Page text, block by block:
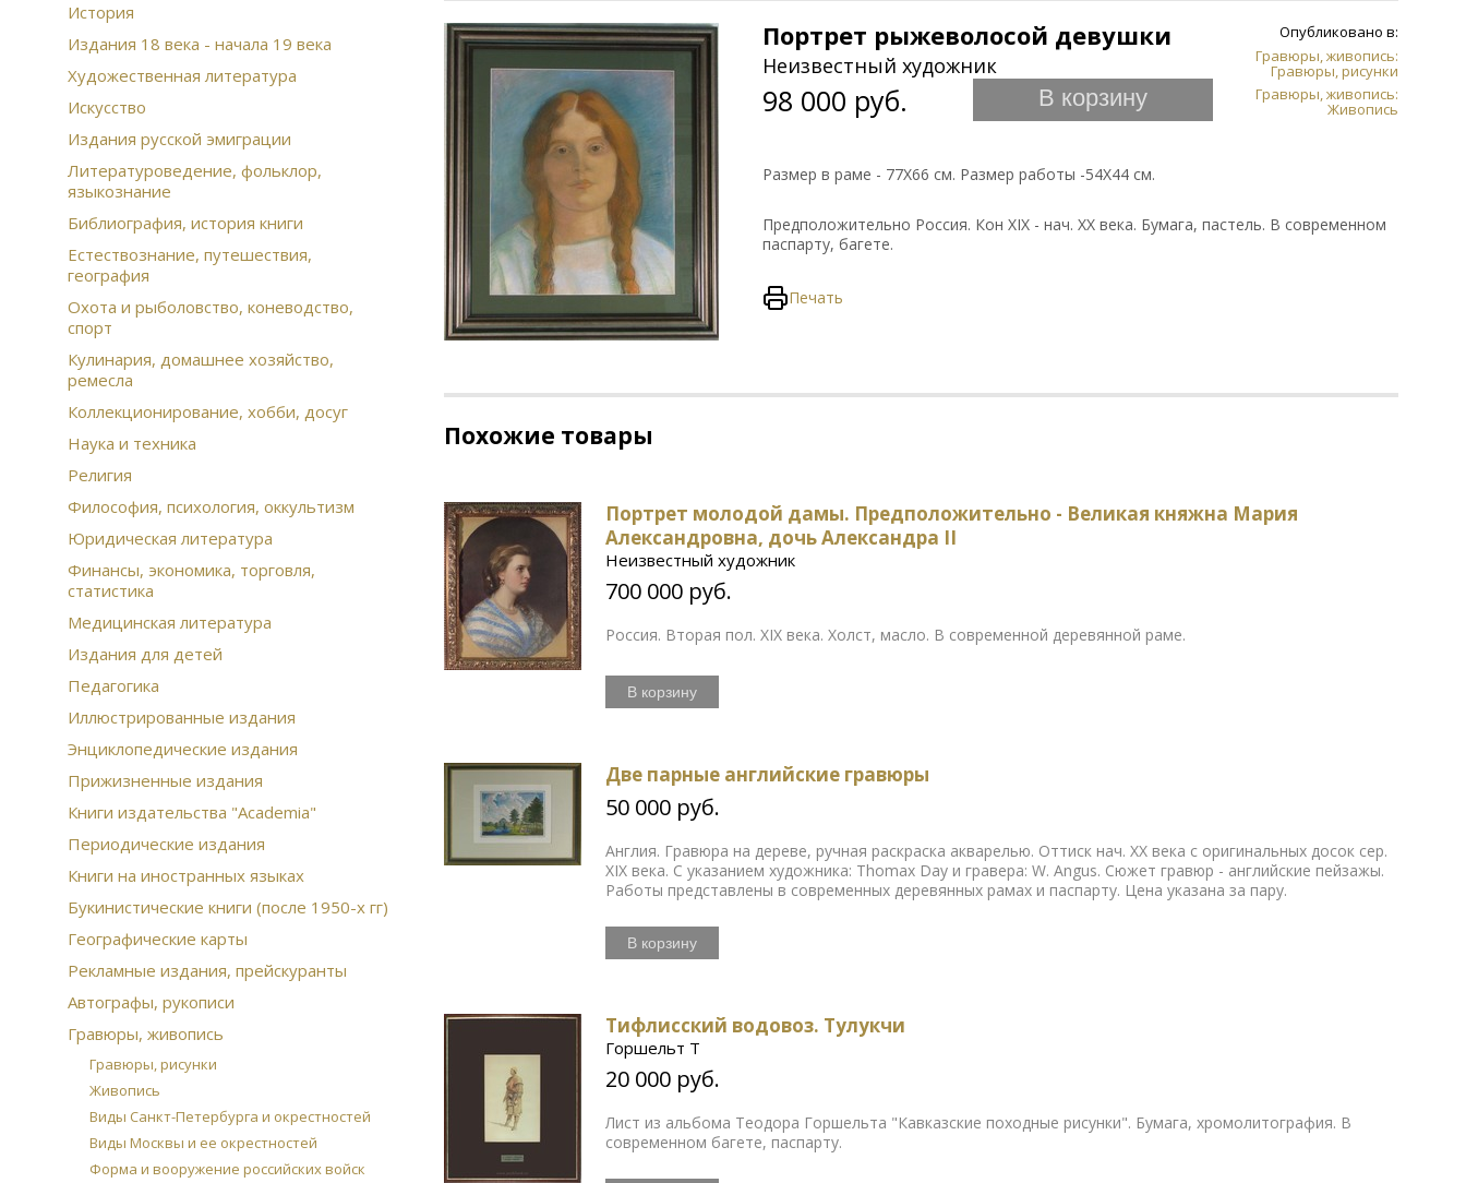
История
Издания 18 века - начала 19 века
Художественная литература
Искусство
Издания русской эмиграции
Литературоведение, фольклор,
языкознание
Библиография, история книги
Естествознание, путешествия,
география
Охота и рыболовство, коневодство,
спорт
Кулинария, домашнее хозяйство,
ремесла
Коллекционирование, хобби, досуг
Наука и техника
Религия
Философия, психология, оккультизм
Юридическая литература
Финансы, экономика, торговля,
статистика
Медицинская литература
Издания для детей
Педагогика
Иллюстрированные издания
Энциклопедические издания
Прижизненные издания
Книги издательства "Academia"
Периодические издания
Книги на иностранных языках
Букинистические книги (после 1950-х гг)
Географические карты
Рекламные издания, прейскуранты
Автографы, рукописи
Гравюры, живопись
Гравюры, рисунки
Живопись
Виды Санкт-Петербурга и окрестностей
Виды Москвы и ее окрестностей
Форма и вооружение российских войск
Опубликовано в:
Гравюры, живопись:
Гравюры, рисунки
Гравюры, живопись:
Живопись
Портрет рыжеволосой девушки
Неизвестный художник
98 000 руб. В корзину
Размер в раме - 77Х66 см. Размер работы -54Х44 см.
Предположительно Россия. Кон XIX - нач. ХХ века. Бумага, пастель. В современном
паспарту, багете.
Печать
Похожие товары
Портрет молодой дамы. Предположительно - Великая княжна Мария
Александровна, дочь Александра II
Неизвестный художник
700 000 руб.
Россия. Вторая пол. XIX века. Холст, масло. В современной деревянной раме.
В корзину
Две парные английские гравюры
50 000 руб.
Англия. Гравюра на дереве, ручная раскраска акварелью. Оттиск нач. ХХ века с оригинальных досок сер.
ХIХ века. С указанием художника: Thomax Day и гравера: W. Angus. Сюжет гравюр - английские пейзажы.
Работы представлены в современных деревянных рамах и паспарту. Цена указана за пару.
В корзину
Тифлисский водовоз. Тулукчи
Горшельт Т
20 000 руб.
Лист из альбома Теодора Горшельта "Кавказские походные рисунки". Бумага, хромолитография. В
современном багете, паспарту.